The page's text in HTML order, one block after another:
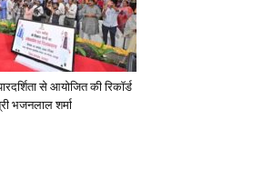
से आयोजित की रिकॉर्ड
भजनलाल शर्मा